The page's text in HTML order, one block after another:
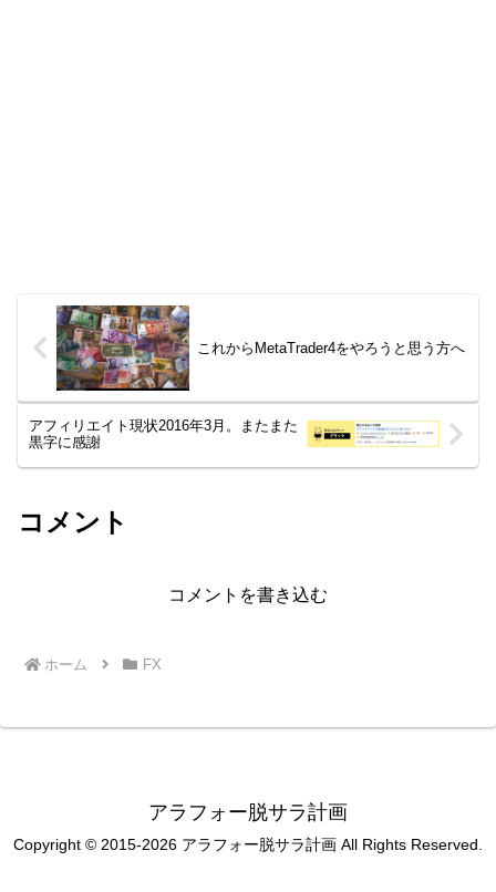
これからMetaTrader4をやろうと思う方へ
アフィリエイト現状2016年3月。またまた
黒字に感謝
コメント
コメントを書き込む
ホーム FX
アラフォー脱サラ計画
Copyright © 2015-2026 アラフォー脱サラ計画 All Rights Reserved.